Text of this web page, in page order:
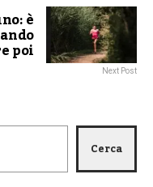
è
poi
Next Post
Cerca